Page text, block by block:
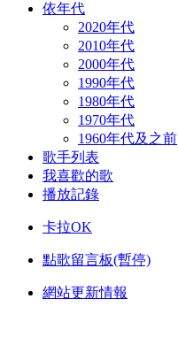
依年代
2020年代
2010年代
2000年代
1990年代
1980年代
1970年代
1960年代及之前
歌手列表
我喜歡的歌
播放記錄
卡拉OK
點歌留言板(暫停)
網站更新情報